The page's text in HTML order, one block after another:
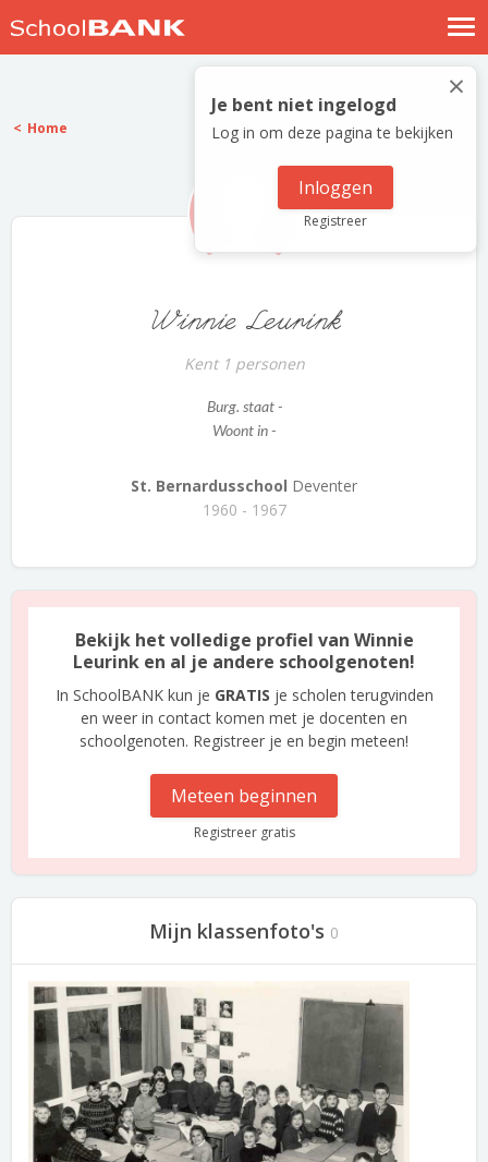
Nostalgische verhalen
Log in
Meld je gratis aan
×
Je bent niet ingelogd
Log in om deze pagina te bekijken
Inloggen
Registreer
Home
Winnie Leurink
Kent 1 personen
Burg. staat -
Woont in -
St. Bernardusschool Deventer
1960 - 1967
Bekijk het volledige profiel van Winnie
Leurink en al je andere schoolgenoten!
In SchoolBANK kun je GRATIS je scholen terugvinden
en weer in contact komen met je docenten en
schoolgenoten. Registreer je en begin meteen!
Meteen beginnen
Registreer gratis
Mijn klassenfoto's 0